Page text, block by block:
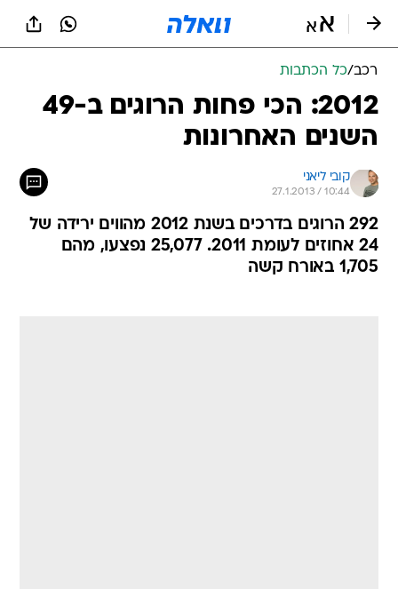
רכב/כל הכתבות
2012: הכי פחות הרוגים ב-49
השנים האחרונות
קובי ליאני
27.1.2013 / 10:44
292 הרוגים בדרכים בשנת 2012 מהווים ירידה של
24 אחוזים לעומת 2011. 25,077 נפצעו, מהם
1,705 באורח קשה